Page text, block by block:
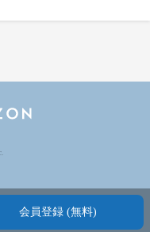
会員登録 (無料)